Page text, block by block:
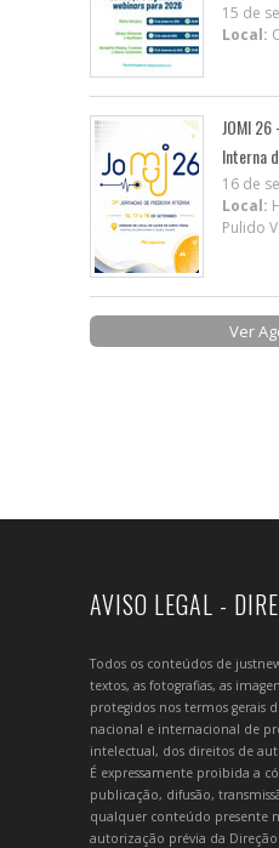
15 de
Local:
JOMI
Interna
16 de
Local:
Pulido
Ver
AVISO LEGAL -
Todos os conteúdos de
textos, as fotografias, as
protegidos nos termos gerais
nacional e internacional de
intelectual, dos direitos de
É expressamente proibida a
publicação, difusão,
qualquer conteúdo presente
autorização prévia da Direção